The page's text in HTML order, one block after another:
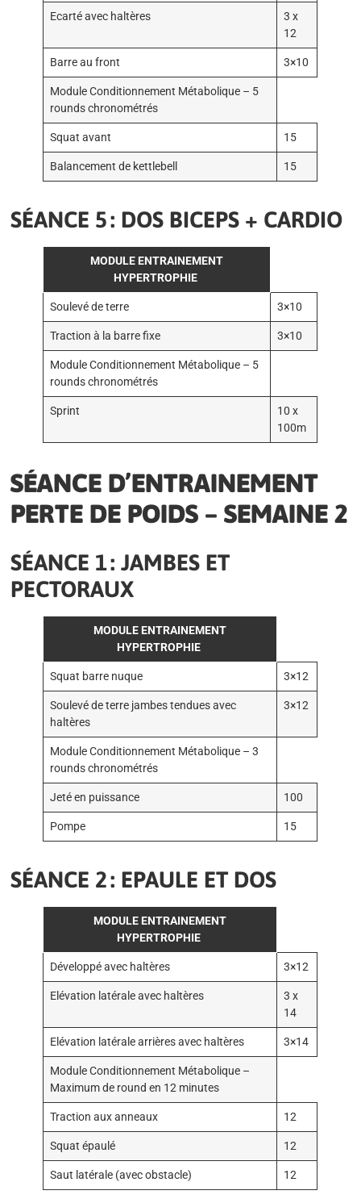
Ecarté avec haltères
3 x
12
Barre au front 3×10
Module Conditionnement Métabolique – 5
rounds chronométrés
Squat avant 15
Balancement de kettlebell 15
SÉANCE 5 : DOS BICEPS + CARDIO
MODULE ENTRAINEMENT
HYPERTROPHIE
Soulevé de terre 3×10
Traction à la barre fixe 3×10
Module Conditionnement Métabolique – 5
rounds chronométrés
Sprint
10 x
100m
SÉANCE D’ENTRAINEMENT
PERTE DE POIDS – SEMAINE 2
SÉANCE 1 : JAMBES ET
PECTORAUX
MODULE ENTRAINEMENT
HYPERTROPHIE
Squat barre nuque 3×12
Soulevé de terre jambes tendues avec
haltères
3×12
Module Conditionnement Métabolique – 3
rounds chronométrés
Jeté en puissance 100
Pompe 15
SÉANCE 2 : EPAULE ET DOS
MODULE ENTRAINEMENT
HYPERTROPHIE
Développé avec haltères 3×12
Elévation latérale avec haltères
3 x
14
Elévation latérale arrières avec haltères 3×14
Module Conditionnement Métabolique –
Maximum de round en 12 minutes
Traction aux anneaux 12
Squat épaulé 12
Saut latérale (avec obstacle) 12